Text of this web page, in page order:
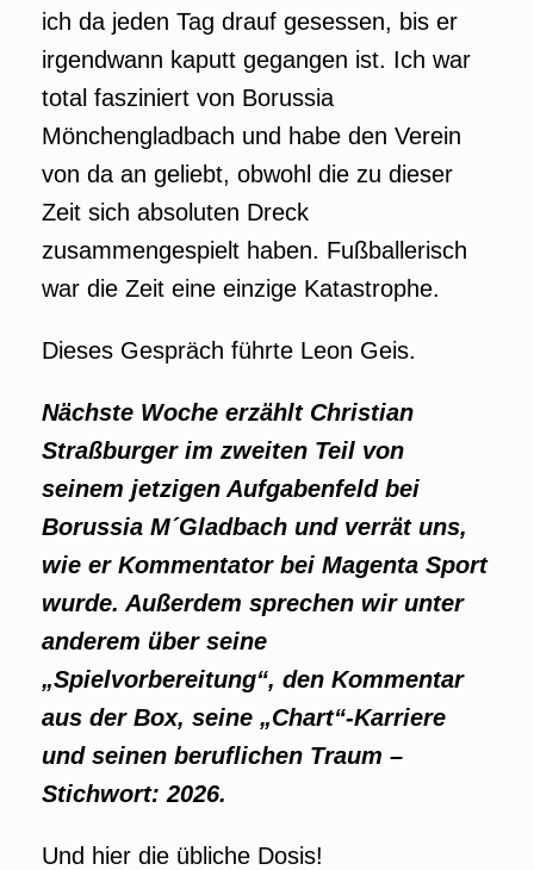
ich da jeden Tag drauf gesessen, bis er
irgendwann kaputt gegangen ist. Ich war
total fasziniert von Borussia
Mönchengladbach und habe den Verein
von da an geliebt, obwohl die zu dieser
Zeit sich absoluten Dreck
zusammengespielt haben. Fußballerisch
war die Zeit eine einzige Katastrophe.
Dieses Gespräch führte Leon Geis.
Nächste Woche erzählt Christian
Straßburger im zweiten Teil von
seinem jetzigen Aufgabenfeld bei
Borussia M´Gladbach und verrät uns,
wie er Kommentator bei Magenta Sport
wurde. Außerdem sprechen wir unter
anderem über seine
„Spielvorbereitung“, den Kommentar
aus der Box, seine „Chart“-Karriere
und seinen beruflichen Traum –
Stichwort: 2026.
Und hier die übliche Dosis!